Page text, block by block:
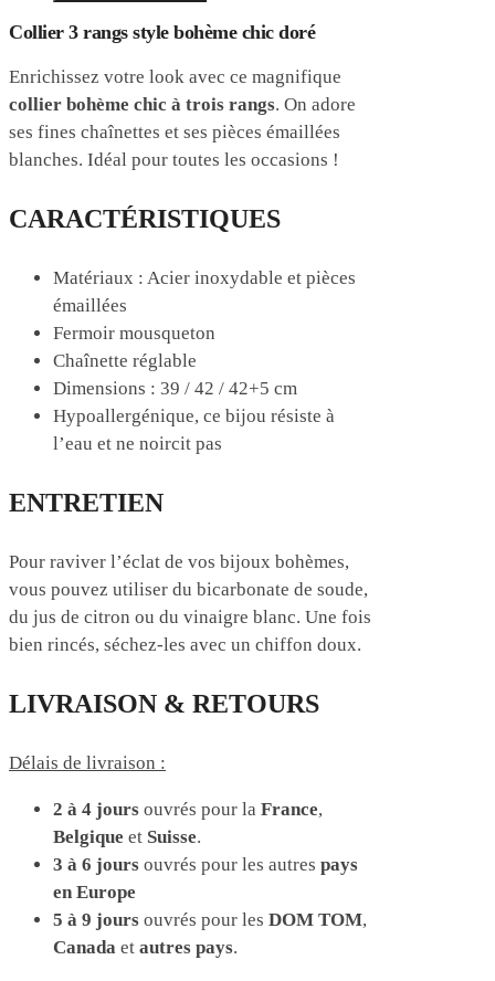
Collier 3 rangs style bohème chic doré
Enrichissez votre look avec ce magnifique
collier bohème chic à trois rangs. On adore
ses fines chaînettes et ses pièces émaillées
blanches. Idéal pour toutes les occasions !
CARACTÉRISTIQUES
Matériaux : Acier inoxydable et pièces
émaillées
Fermoir mousqueton
Chaînette réglable
Dimensions : 39 / 42 / 42+5 cm
Hypoallergénique, ce bijou résiste à
l’eau et ne noircit pas
ENTRETIEN
Pour raviver l’éclat de vos bijoux bohèmes,
vous pouvez utiliser du bicarbonate de soude,
du jus de citron ou du vinaigre blanc. Une fois
bien rincés, séchez-les avec un chiffon doux.
LIVRAISON & RETOURS
Délais de livraison :
2 à 4 jours ouvrés pour la France,
Belgique et Suisse.
3 à 6 jours ouvrés pour les autres pays
en Europe
5 à 9 jours ouvrés pour les DOM TOM,
Canada et autres pays.